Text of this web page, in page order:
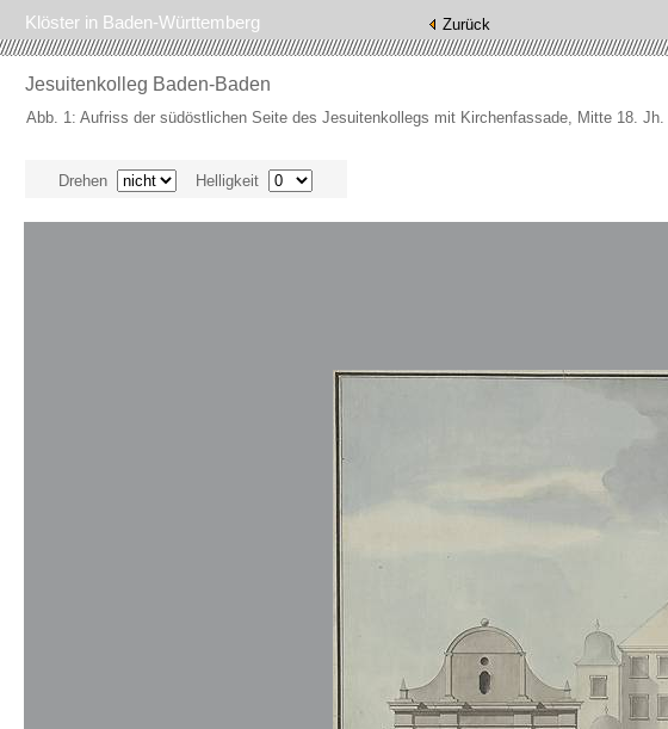
Klöster in Baden-Württemberg
Jesuitenkolleg Baden-Baden
Abb. 1: Aufriss der südöstlichen Seite des Jesuitenkollegs mit Kirchenfassade, Mitte 18. Jh.
Zurück
Drehen Helligkeit